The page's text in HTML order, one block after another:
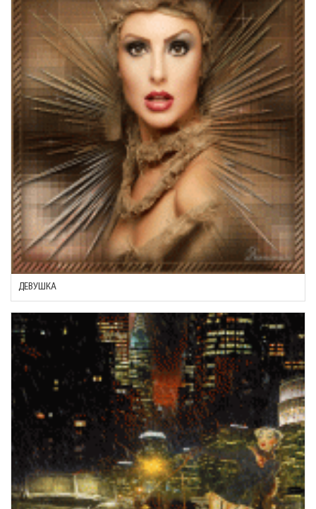
ДЕВУШКА